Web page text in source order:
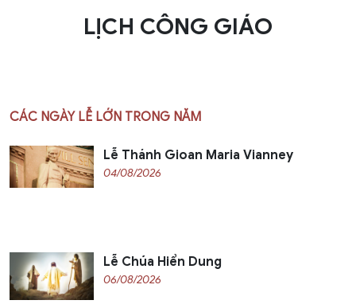
LỊCH CÔNG GIÁO
CÁC NGÀY LỄ LỚN TRONG NĂM
Lễ Thánh Gioan Maria Vianney
04/08/2026
Lễ Chúa Hiển Dung
06/08/2026